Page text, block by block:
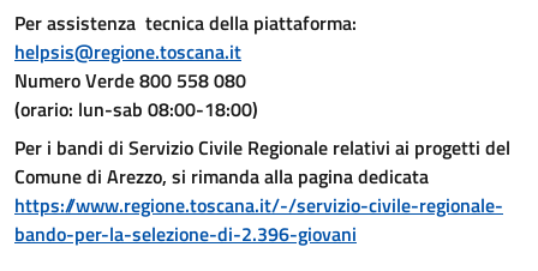
Per assistenza tecnica della piattaforma:
helpsis@regione.toscana.it
Numero Verde 800 558 080
(orario: lun-sab 08:00-18:00)
Per i bandi di Servizio Civile Regionale relativi ai progetti del
Comune di Arezzo, si rimanda alla pagina dedicata
https://www.regione.toscana.it/-/servizio-civile-regionale-
bando-per-la-selezione-di-2.396-giovani